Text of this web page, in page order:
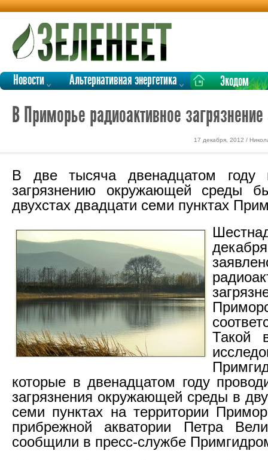
Новости Альтернативная энергетика Экодом
В Приморье радиоактивное
17 декабря, 2012 /
В две тысяча двенадцатом году
загрязнению окружающей среды
двухстах двадцати семи пунктах
Такой
которые в двенадцатом году
загрязнения окружающей среды в
семи пунктах на территории
прибрежной акватории Петра
сообщили в пресс-службе